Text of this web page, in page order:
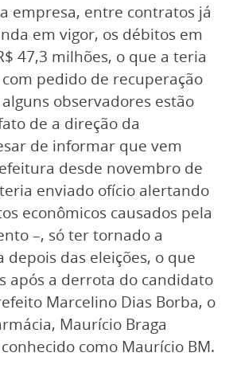
empresa, entre contratos já
em vigor, os débitos em
47,3 milhões, o que a teria
pedido de recuperação
observadores estão
de a direção da
de informar que vem
desde novembro de
enviado ofício alertando
econômicos causados pela
–, só ter tornado a
depois das eleições, o que
após a derrota do candidato
Marcelino Dias Borba, o
Maurício Braga
como Maurício BM.